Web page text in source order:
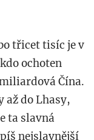
třicet tisíc je v
ochoten
Čína.
až do Lhasy,
ta slavná
nejslavnější